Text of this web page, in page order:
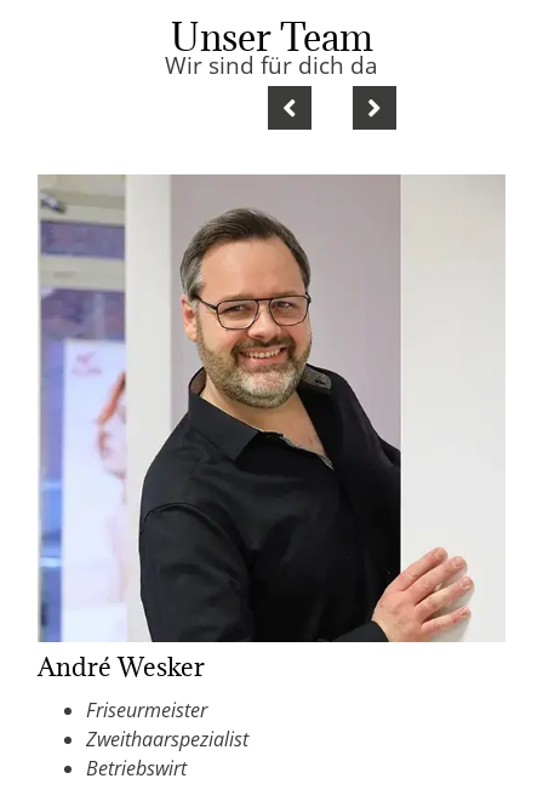
Unser Team
Wir sind für dich da
Sabrina
Friseurgesellin im Betrieb seit 2005